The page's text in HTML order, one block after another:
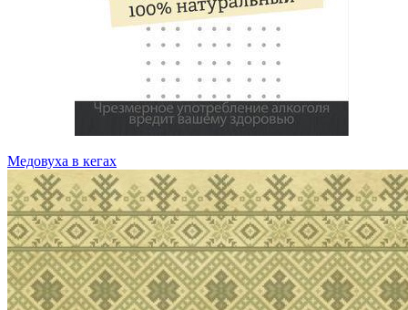
Медовуха в кегах